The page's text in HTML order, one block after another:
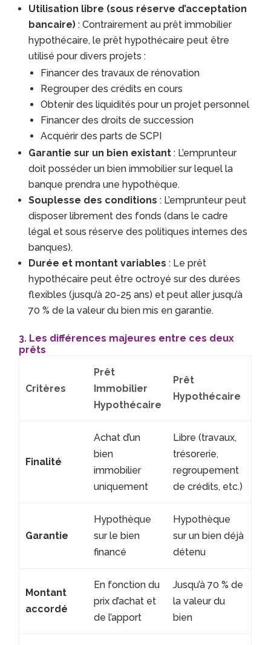
Utilisation libre (sous réserve d’acceptation
bancaire) : Contrairement au prêt immobilier
hypothécaire, le prêt hypothécaire peut être
utilisé pour divers projets :
Financer des travaux de rénovation
Regrouper des crédits en cours
Obtenir des liquidités pour un projet personnel
Financer des droits de succession
Acquérir des parts de SCPI
Garantie sur un bien existant : L’emprunteur
doit posséder un bien immobilier sur lequel la
banque prendra une hypothèque.
Souplesse des conditions : L’emprunteur peut
disposer librement des fonds (dans le cadre
légal et sous réserve des politiques internes des
banques).
Durée et montant variables : Le prêt
hypothécaire peut être octroyé sur des durées
flexibles (jusqu’à 20-25 ans) et peut aller jusqu’à
70 % de la valeur du bien mis en garantie.
3. Les différences majeures entre ces deux
prêts
Critères
Prêt
Immobilier
Hypothécaire
Prêt
Hypothécaire
Finalité
Achat d’un
bien
immobilier
uniquement
Libre (travaux,
trésorerie,
regroupement
de crédits, etc.)
Garantie
Hypothèque
sur le bien
financé
Hypothèque
sur un bien déjà
détenu
Montant
accordé
En fonction du
prix d’achat et
de l’apport
Jusqu’à 70 % de
la valeur du
bien